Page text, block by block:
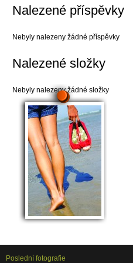
Nalezené příspěvky
Nebyly nalezeny žádné příspěvky
Nalezené složky
Nebyly nalezeny žádné složky
Poslední fotografie